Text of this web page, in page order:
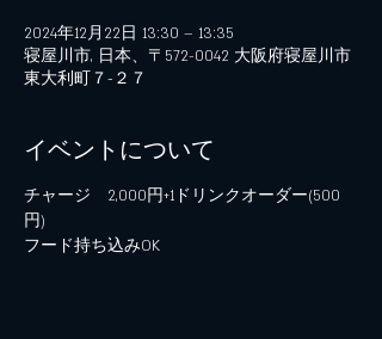
2024年12月22日 13:30 – 13:35
寝屋川市, 日本、〒572-0042 大阪府寝屋川市
東大利町７−２７
イベントについて
チャージ　2,000円+1ドリンクオーダー(500
円)
フード持ち込みOK